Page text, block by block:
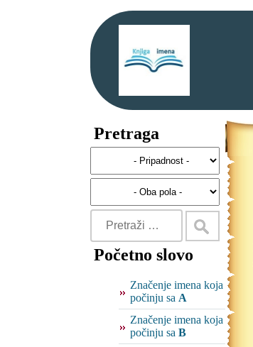
Pretraga
Početno slovo
Značenje imena koja
počinju sa A
Značenje imena koja
počinju sa B